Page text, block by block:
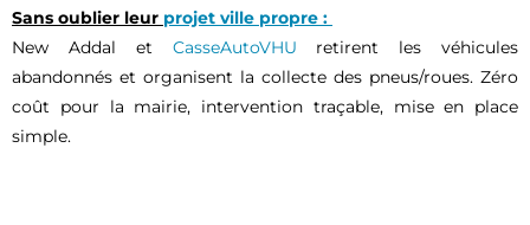
Sans oublier leur projet ville propre :
New Addal et CasseAutoVHU retirent les véhicules
abandonnés et organisent la collecte des pneus/roues. Zéro
coût pour la mairie, intervention traçable, mise en place
simple.